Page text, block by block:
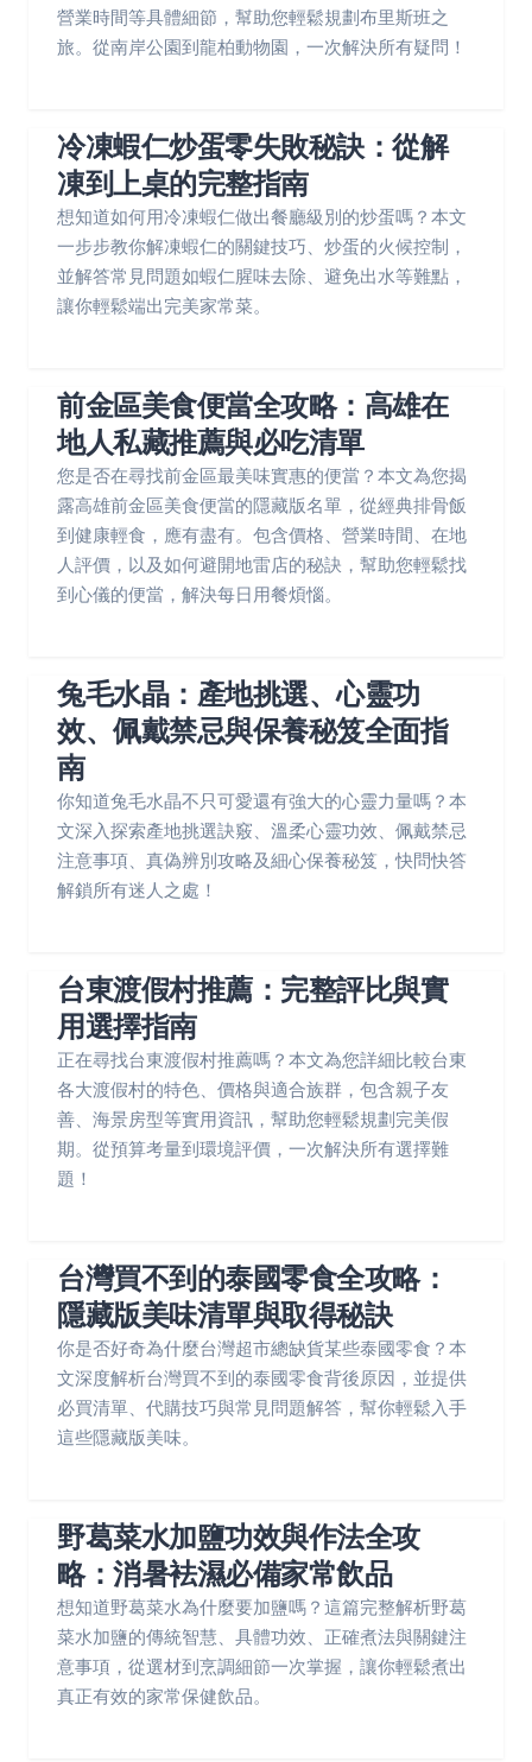
營業時間等具體細節，幫助您輕鬆規劃布里斯班之
旅。從南岸公園到龍柏動物園，一次解決所有疑問！
冷凍蝦仁炒蛋零失敗秘訣：從解
凍到上桌的完整指南
想知道如何用冷凍蝦仁做出餐廳級別的炒蛋嗎？本文
一步步教你解凍蝦仁的關鍵技巧、炒蛋的火候控制，
並解答常見問題如蝦仁腥味去除、避免出水等難點，
讓你輕鬆端出完美家常菜。
前金區美食便當全攻略：高雄在
地人私藏推薦與必吃清單
您是否在尋找前金區最美味實惠的便當？本文為您揭
露高雄前金區美食便當的隱藏版名單，從經典排骨飯
到健康輕食，應有盡有。包含價格、營業時間、在地
人評價，以及如何避開地雷店的秘訣，幫助您輕鬆找
到心儀的便當，解決每日用餐煩惱。
兔毛水晶：產地挑選、心靈功
效、佩戴禁忌與保養秘笈全面指
南
你知道兔毛水晶不只可愛還有強大的心靈力量嗎？本
文深入探索產地挑選訣竅、溫柔心靈功效、佩戴禁忌
注意事項、真偽辨別攻略及細心保養秘笈，快問快答
解鎖所有迷人之處！
台東渡假村推薦：完整評比與實
用選擇指南
正在尋找台東渡假村推薦嗎？本文為您詳細比較台東
各大渡假村的特色、價格與適合族群，包含親子友
善、海景房型等實用資訊，幫助您輕鬆規劃完美假
期。從預算考量到環境評價，一次解決所有選擇難
題！
台灣買不到的泰國零食全攻略：
隱藏版美味清單與取得秘訣
你是否好奇為什麼台灣超市總缺貨某些泰國零食？本
文深度解析台灣買不到的泰國零食背後原因，並提供
必買清單、代購技巧與常見問題解答，幫你輕鬆入手
這些隱藏版美味。
野葛菜水加鹽功效與作法全攻
略：消暑袪濕必備家常飲品
想知道野葛菜水為什麼要加鹽嗎？這篇完整解析野葛
菜水加鹽的傳統智慧、具體功效、正確煮法與關鍵注
意事項，從選材到烹調細節一次掌握，讓你輕鬆煮出
真正有效的家常保健飲品。